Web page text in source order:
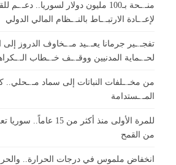
منـ.ـحة بـ100 مليون دولار لسوريا..
لإعـ.ـادة الارتبـ.ـاط بالنـ.ـظام المالي الدولي
تفجـ.ـير جرمانا يعـ.ـيد مـ.ـخاوف الدروز إلى
لحـ.ـماية المدنيين ووقـ.ـف خـ.ـطاب
من مخـ.ـلفات النباتات إلى سماد مـ.ـحلي..
المـ.ـستدامة
للمرة الأولى منذ أكثر
من القمح
انخفاض ملموس في درجات الحرارة..